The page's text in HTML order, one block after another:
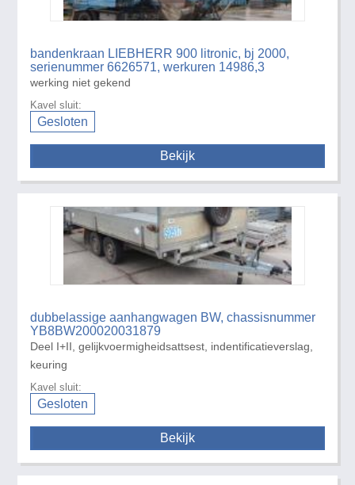
bandenkraan LIEBHERR 900 litronic, bj 2000,
serienummer 6626571, werkuren 14986,3
werking niet gekend
Kavel sluit:
Gesloten
Bekijk
dubbelassige aanhangwagen BW, chassisnummer
YB8BW200020031879
Deel I+II, gelijkvoermigheidsattsest, indentificatieverslag,
keuring
Kavel sluit:
Gesloten
Bekijk